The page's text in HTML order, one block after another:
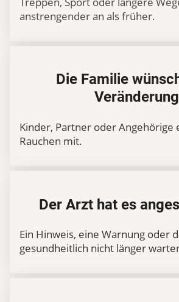
anstrengender an als früher.
Die Familie
Veränderung
Kinder, Partner oder Angehörige
Rauchen mit.
Der Arzt hat es
Ein Hinweis, eine Warnung oder
gesundheitlich nicht länger